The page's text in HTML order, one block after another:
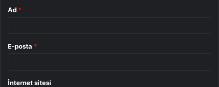
Ad *
E-posta *
İnternet sitesi